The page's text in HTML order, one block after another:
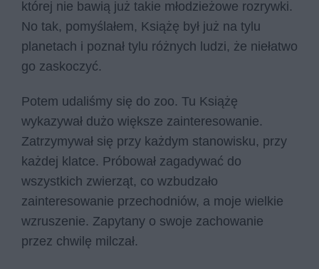
której nie bawią już takie młodzieżowe rozrywki.
No tak, pomyślałem, Książę był już na tylu
planetach i poznał tylu różnych ludzi, że niełatwo
go zaskoczyć.
Potem udaliśmy się do zoo. Tu Książę
wykazywał dużo większe zainteresowanie.
Zatrzymywał się przy każdym stanowisku, przy
każdej klatce. Próbował zagadywać do
wszystkich zwierząt, co wzbudzało
zainteresowanie przechodniów, a moje wielkie
wzruszenie. Zapytany o swoje zachowanie
przez chwilę milczał.